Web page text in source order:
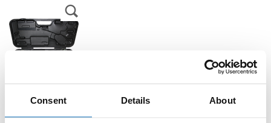
Consent Details About
Bestelleinheit (BE)